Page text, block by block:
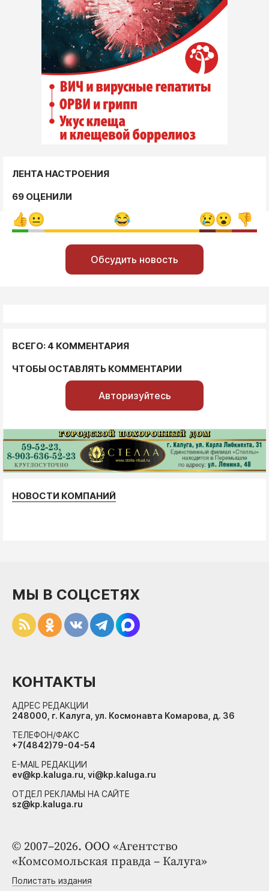
ЛЕНТА НАСТРОЕНИЯ
69 ОЦЕНИЛИ
Обсудить новость
ВСЕГО: 4 КОММЕНТАРИЯ
ЧТОБЫ ОСТАВЛЯТЬ КОММЕНТАРИИ
Авторизуйтесь
НОВОСТИ КОМПАНИЙ
© 2007–2026. ООО «Агентство
«Комсомольская правда – Калуга»
Полистать издания
МЫ В СОЦСЕТЯХ
КОНТАКТЫ
АДРЕС РЕДАКЦИИ
248000, г. Калуга, ул. Космонавта Комарова, д. 36
ТЕЛЕФОН/ФАКС
+7(4842)79-04-54
E-MAIL РЕДАКЦИИ
ev@kp.kaluga.ru, vi@kp.kaluga.ru
ОТДЕЛ РЕКЛАМЫ НА САЙТЕ
sz@kp.kaluga.ru